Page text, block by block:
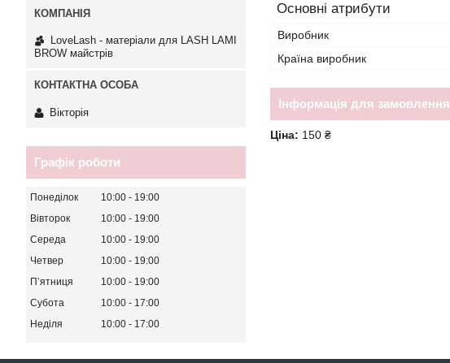
Основні атрибути
Виробник
Країна виробник
Інформація для замовлення
Ціна: 150 ₴
LoveLash - матеріали для LASH LAMI
BROW майстрів
Вікторія
Графік роботи
Понеділок 10:00
19:00
Вівторок
10:00
19:00
Середа
10:00
19:00
Четвер
10:00
19:00
Пʼятниця
10:00
19:00
Субота
10:00
17:00
Неділя
10:00 17:00